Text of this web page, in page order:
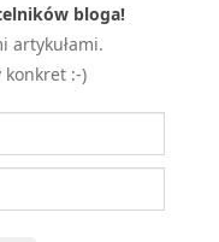
bloga!
artykułami.
konkret :-)